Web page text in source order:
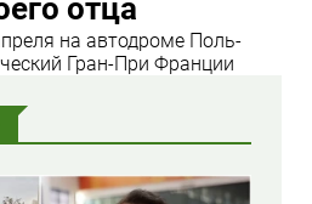
отца
на автодроме Поль-
Гран-При Франции